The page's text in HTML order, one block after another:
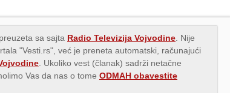
sa sajta Radio Televizija Vojvodine . Nije
"Vesti.rs", već je preneta automatski, računajući
. Ukoliko vest (članak) sadrži netačne
Vas da nas o tome ODMAH obavestite